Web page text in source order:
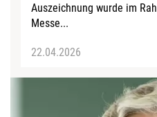
Auszeichnung wurde im
Messe...
22.04.2026